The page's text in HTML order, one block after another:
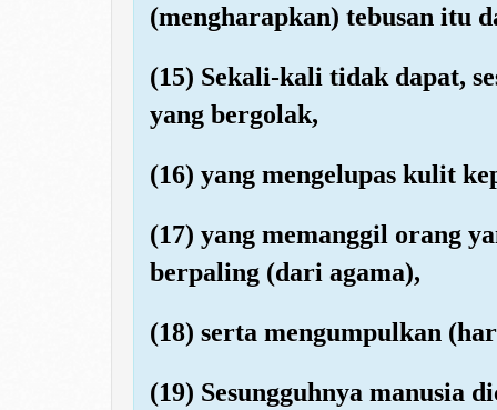
(mengharapkan) tebusan itu
(15) Sekali-kali tidak dapat,
yang bergolak,
(16) yang mengelupas kulit
(17) yang memanggil orang
berpaling (dari agama),
(18) serta mengumpulkan
(19) Sesungguhnya manusia